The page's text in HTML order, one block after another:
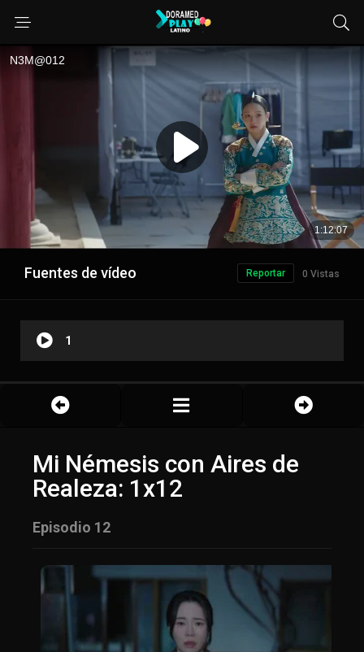
Fuentes de vídeo 0 Vistas
Reportar
1
Mi Némesis con Aires de
Realeza: 1x12
Episodio 12